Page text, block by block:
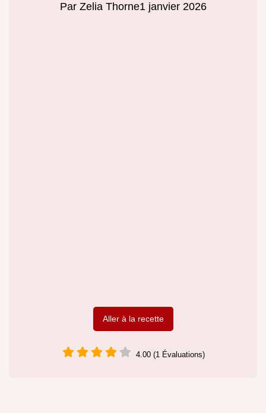
Par Zelia Thorne1 janvier 2026
Aller à la recette
4.00 (1 Évaluations)